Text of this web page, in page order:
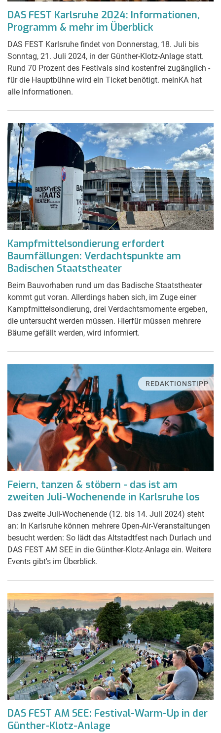
DAS FEST Karlsruhe 2024: Informationen,
Programm & mehr im Überblick
DAS FEST Karlsruhe findet von Donnerstag, 18. Juli bis
Sonntag, 21. Juli 2024, in der Günther-Klotz-Anlage statt.
Rund 70 Prozent des Festivals sind kostenfrei zugänglich -
für die Hauptbühne wird ein Ticket benötigt. meinKA hat
alle Informationen.
Kampfmittelsondierung erfordert
Baumfällungen: Verdachtspunkte am
Badischen Staatstheater
Beim Bauvorhaben rund um das Badische Staatstheater
kommt gut voran. Allerdings haben sich, im Zuge einer
Kampfmittelsondierung, drei Verdachtsmomente ergeben,
die untersucht werden müssen. Hierfür müssen mehrere
Bäume gefällt werden, wird informiert.
REDAKTIONSTIPP
Feiern, tanzen & stöbern - das ist am
zweiten Juli-Wochenende in Karlsruhe los
Das zweite Juli-Wochenende (12. bis 14. Juli 2024) steht
an: In Karlsruhe können mehrere Open-Air-Veranstaltungen
besucht werden: So lädt das Altstadtfest nach Durlach und
DAS FEST AM SEE in die Günther-Klotz-Anlage ein. Weitere
Events gibt's im Überblick.
DAS FEST AM SEE: Festival-Warm-Up in der
Günther-Klotz-Anlage